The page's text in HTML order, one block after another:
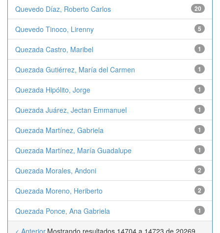
Quevedo Díaz, Roberto Carlos 20
Quevedo Tinoco, Lirenny 5
Quezada Castro, Maribel 1
Quezada Gutiérrez, María del Carmen 1
Quezada Hipólito, Jorge 1
Quezada Juárez, Jectan Emmanuel 1
Quezada Martínez, Gabriela 1
Quezada Martínez, María Guadalupe 1
Quezada Morales, Andoni 2
Quezada Moreno, Heriberto 2
Quezada Ponce, Ana Gabriela 1
Mostrando resultados 14704 a 14723 de 20269
< Anterior